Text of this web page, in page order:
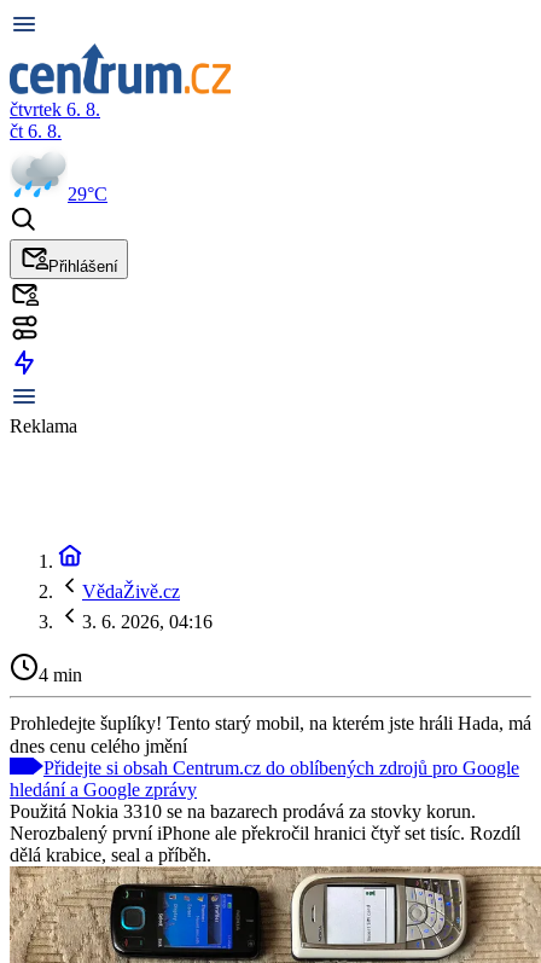
čtvrtek 6. 8.
čt 6. 8.
29°C
Přihlášení
Reklama
VědaŽivě.cz
3. 6. 2026, 04:16
4 min
Prohledejte šuplíky! Tento starý mobil, na kterém jste hráli Hada, má
dnes cenu celého jmění
Přidejte si obsah Centrum.cz do oblíbených zdrojů pro Google
hledání a Google zprávy
Použitá Nokia 3310 se na bazarech prodává za stovky korun.
Nerozbalený první iPhone ale překročil hranici čtyř set tisíc. Rozdíl
dělá krabice, seal a příběh.